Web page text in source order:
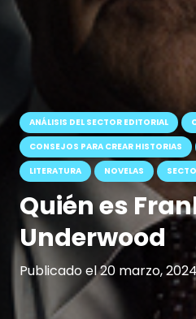
ANÁLISIS DEL SECTOR EDITORIAL
CONSEJOS PARA CREAR HISTORIAS
LITERATURA
NOVELAS
Quién es
Underwood
Publicado el20 marzo,